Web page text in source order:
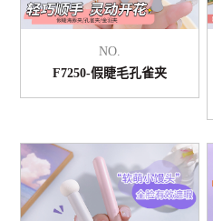
NO.
F7250-假睫毛孔雀夹